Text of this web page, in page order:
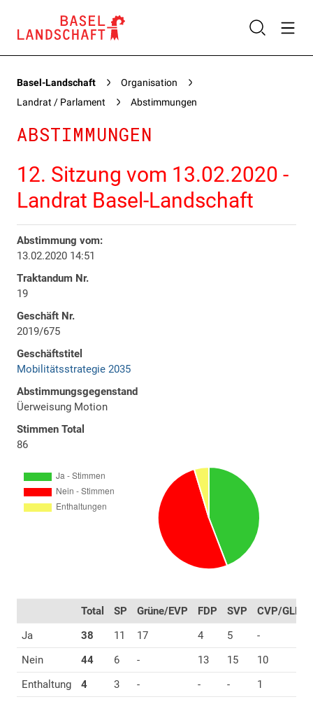
Basel-Landschaft
Organisation
Landrat / Parlament
Abstimmungen
ABSTIMMUNGEN